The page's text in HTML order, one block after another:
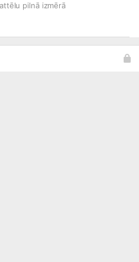
vadītāju Roberto Meloni!
ekspertiem, kā arī
pilnā izmērā